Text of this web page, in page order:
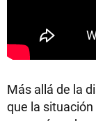
Más allá de la
que la